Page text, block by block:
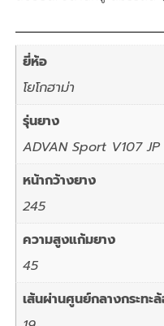
ยี่ห้อ
โยโกฮาม่า
รุ่นยาง
ADVAN Sport V107 JP
หน้ากว้างยาง
245
ความสูงแก้มยาง
45
เส้นผ่านศูนย์กลางกระทะ